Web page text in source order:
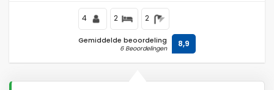
4 2 2
Gemiddelde beoordeling
6 Beoordelingen 8,9